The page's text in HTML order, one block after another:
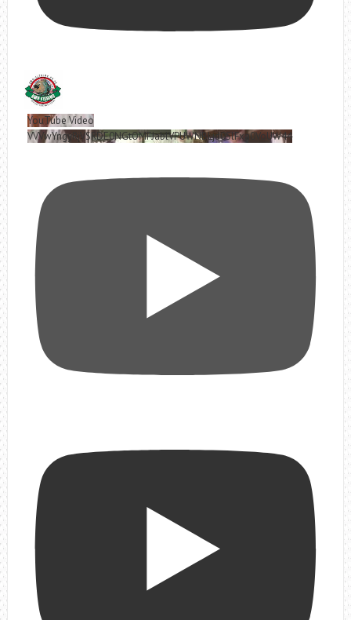
YouTube Video
VVVwYngyRjVSRDE0NGtOMFJablVPUWNBLjd0SlFxa0VoUW44